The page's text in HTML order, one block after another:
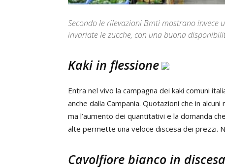
Secondo le rilevazioni Bmti mostrano invece
invariate le zucche, con una buona
Kaki in flessione
Entra nel vivo la campagna dei kaki comuni
anche dalla Campania. Quotazioni che in
ma l’aumento dei quantitativi e la domanda
alte permette una veloce discesa dei prezzi.
Cavolfiore bianco in discesa